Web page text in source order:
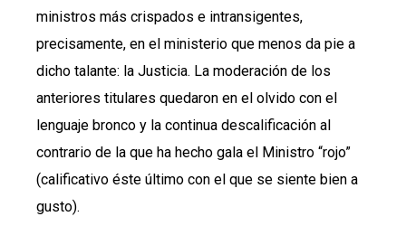
ministros más crispados e intransigentes,
precisamente, en el ministerio que menos da pie a
dicho talante: la Justicia. La moderación de los
anteriores titulares quedaron en el olvido con el
lenguaje bronco y la continua descalificación al
contrario de la que ha hecho gala el Ministro “rojo”
(calificativo éste último con el que se siente bien a
gusto).